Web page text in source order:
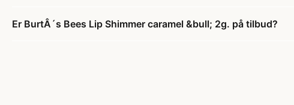
Er BurtÂ´s Bees Lip Shimmer caramel &bull; 2g. på tilbud?